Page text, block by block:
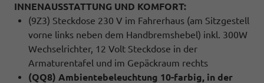
INNENAUSSTATTUNG UND KOMFORT:
(9Z3) Steckdose 230 V im Fahrerhaus (am Sitzgestell
vorne links neben dem Handbremshebel) inkl. 300W
Wechselrichter, 12 Volt Steckdose in der
Armaturentafel und im Gepäckraum rechts
(QQ8) Ambientebeleuchtung 10-farbig, in der